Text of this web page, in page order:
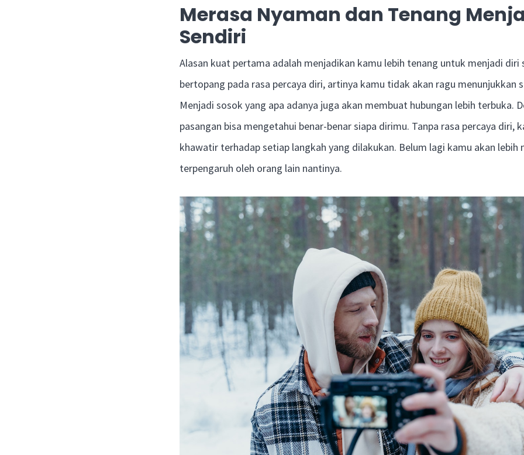
Merasa Nyaman dan Tenang
Sendiri
Alasan kuat pertama adalah menjadikan kamu lebih tenang untuk menjadi diri
bertopang pada rasa percaya diri, artinya kamu tidak akan ragu menunjukkan
Menjadi sosok yang apa adanya juga akan membuat hubungan lebih terbuka.
pasangan bisa mengetahui benar-benar siapa dirimu. Tanpa rasa percaya diri,
khawatir terhadap setiap langkah yang dilakukan. Belum lagi kamu akan lebih
terpengaruh oleh orang lain nantinya.